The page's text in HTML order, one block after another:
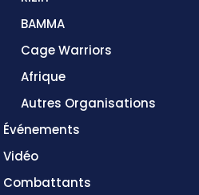
BAMMA
Cage Warriors
Afrique
Autres Organisations
Événements
Vidéo
Combattants